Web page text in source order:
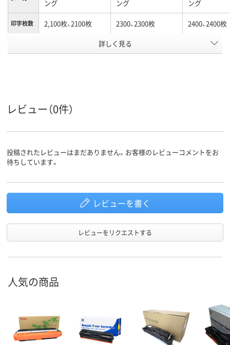
ング ング ング
印字枚数 2,100枚、2100枚 2300、2300枚 2400、2400枚
キヤノン キヤノン
詳しく見る
レビュー（0件）
投稿されたレビューはまだありません。お客様のレビューコメントをお
待ちしています。
レビューを書く
レビューをリクエストする
人気の商品